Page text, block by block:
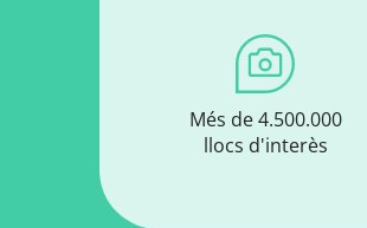
Més de 4.500.000
llocs d'interès